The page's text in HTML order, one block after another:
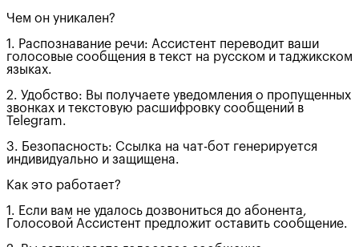
Чем он уникален?
1. Распознавание речи: Ассистент переводит ваши
голосовые сообщения в текст на русском и таджикском
языках.
2. Удобство: Вы получаете уведомления о пропущенных
звонках и текстовую расшифровку сообщений в
Telegram.
3. Безопасность: Ссылка на чат-бот генерируется
индивидуально и защищена.
Как это работает?
1. Если вам не удалось дозвониться до абонента,
Голосовой Ассистент предложит оставить сообщение.